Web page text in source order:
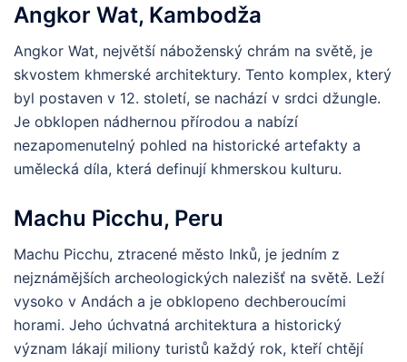
Angkor Wat, Kambodža
Angkor Wat, největší náboženský chrám na světě, je
skvostem khmerské architektury. Tento komplex, který
byl postaven v 12. století, se nachází v srdci džungle.
Je obklopen nádhernou přírodou a nabízí
nezapomenutelný pohled na historické artefakty a
umělecká díla, která definují khmerskou kulturu.
Machu Picchu, Peru
Machu Picchu, ztracené město Inků, je jedním z
nejznámějších archeologických nalezišť na světě. Leží
vysoko v Andách a je obklopeno dechberoucími
horami. Jeho úchvatná architektura a historický
význam lákají miliony turistů každý rok, kteří chtějí